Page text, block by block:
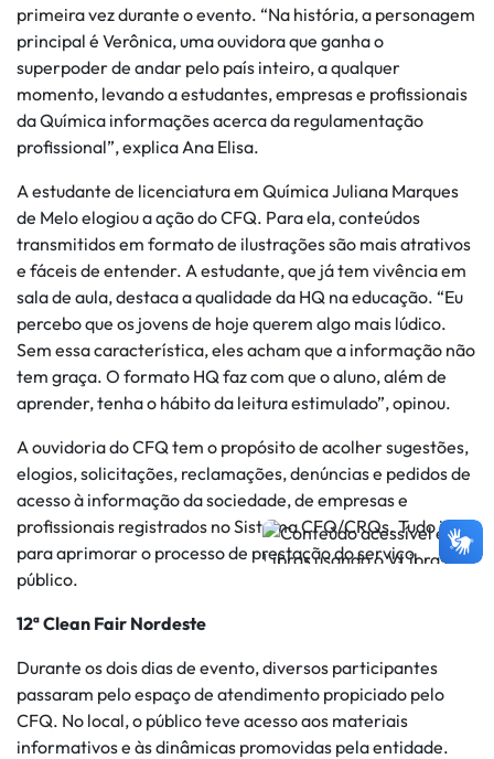
primeira vez durante o evento. “Na história, a personagem
principal é Verônica, uma ouvidora que ganha o
superpoder de andar pelo país inteiro, a qualquer
momento, levando a estudantes, empresas e profissionais
da Química informações acerca da regulamentação
profissional”, explica Ana Elisa.
A estudante de licenciatura em Química Juliana Marques
de Melo elogiou a ação do CFQ. Para ela, conteúdos
transmitidos em formato de ilustrações são mais atrativos
e fáceis de entender. A estudante, que já tem vivência em
sala de aula, destaca a qualidade da HQ na educação. “Eu
percebo que os jovens de hoje querem algo mais lúdico.
Sem essa característica, eles acham que a informação não
tem graça. O formato HQ faz com que o aluno, além de
aprender, tenha o hábito da leitura estimulado”, opinou.
A ouvidoria do CFQ tem o propósito de acolher sugestões,
elogios, solicitações, reclamações, denúncias e pedidos de
acesso à informação da sociedade, de empresas e
profissionais registrados no Sistema CFQ/CRQs. Tudo isso
para aprimorar o processo de prestação do serviço
público.
12ª Clean Fair Nordeste
Durante os dois dias de evento, diversos participantes
passaram pelo espaço de atendimento propiciado pelo
CFQ. No local, o público teve acesso aos materiais
informativos e às dinâmicas promovidas pela entidade.